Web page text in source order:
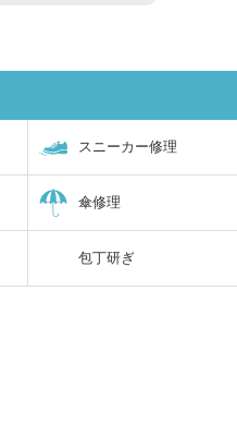
スニーカー修理
傘修理
包丁研ぎ